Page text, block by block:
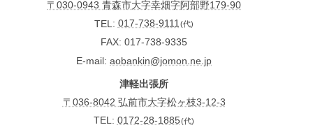
〒030-0943 青森市大字幸畑字阿部野179-90
TEL
017-738-9111(代)
FAX 017-738-9335
E-mail aobankin@jomon.ne.jp
津軽出張所
〒036-8042 弘前市大字松ヶ枝3-12-3
TEL: 0172-28-1885(代)